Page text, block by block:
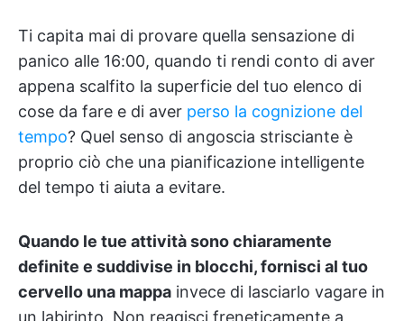
Ti capita mai di provare quella sensazione di
panico alle 16:00, quando ti rendi conto di aver
appena scalfito la superficie del tuo elenco di
cose da fare e di aver perso la cognizione del
tempo? Quel senso di angoscia strisciante è
proprio ciò che una pianificazione intelligente
del tempo ti aiuta a evitare.
Quando le tue attività sono chiaramente
definite e suddivise in blocchi, fornisci al tuo
cervello una mappa invece di lasciarlo vagare in
un labirinto. Non reagisci freneticamente a